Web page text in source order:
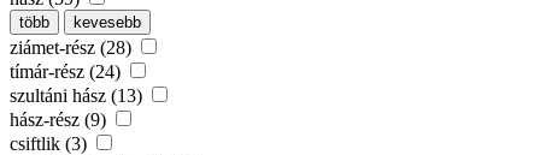
több kevesebb
ziámet-rész (28)
tímár-rész (24)
szultáni hász (13)
hász-rész (9)
csiftlik (3)